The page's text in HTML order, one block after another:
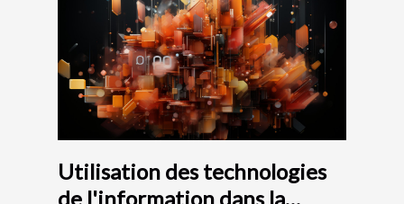
Utilisation des technologies
de l'information dans la